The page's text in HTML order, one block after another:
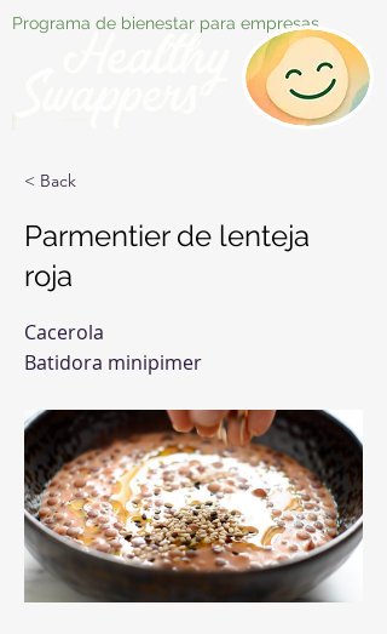
Programa de bienestar para empresas
< Back
Parmentier de lenteja
roja
Cacerola
Batidora minipimer